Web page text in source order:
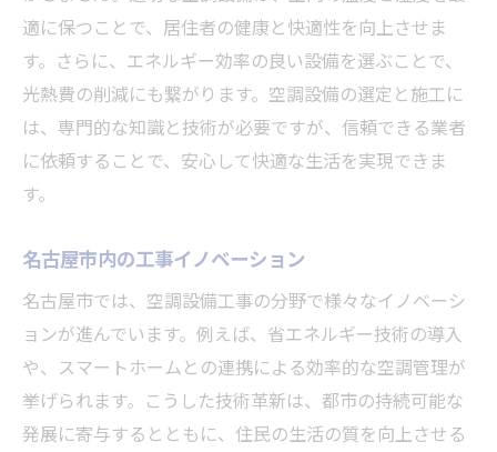
適に保つことで、居住者の健康と快適性を向上させま
す。さらに、エネルギー効率の良い設備を選ぶことで、
光熱費の削減にも繋がります。空調設備の選定と施工に
は、専門的な知識と技術が必要ですが、信頼できる業者
に依頼することで、安心して快適な生活を実現できま
す。
名古屋市内の工事イノベーション
名古屋市では、空調設備工事の分野で様々なイノベーシ
ョンが進んでいます。例えば、省エネルギー技術の導入
や、スマートホームとの連携による効率的な空調管理が
挙げられます。こうした技術革新は、都市の持続可能な
発展に寄与するとともに、住民の生活の質を向上させる